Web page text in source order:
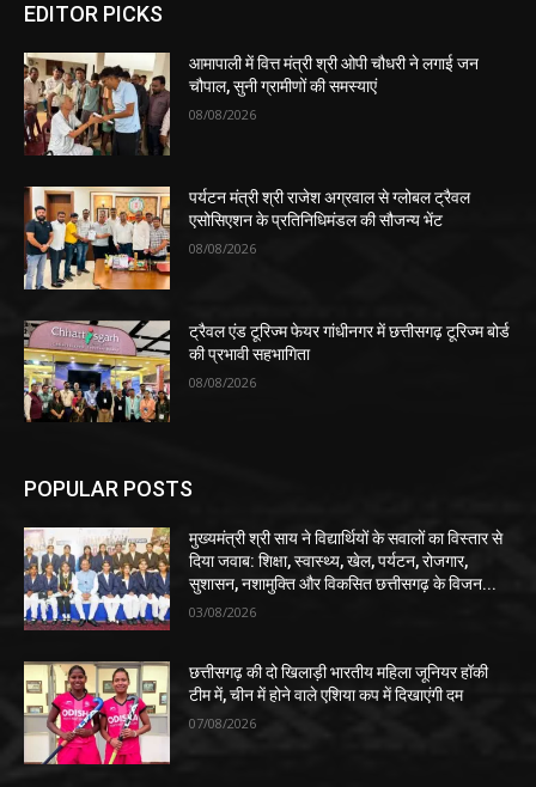
EDITOR PICKS
आमापाली में वित्त मंत्री श्री ओपी चौधरी ने लगाई जन
चौपाल, सुनी ग्रामीणों की समस्याएं
08/08/2026
पर्यटन मंत्री श्री राजेश अग्रवाल से ग्लोबल ट्रैवल
एसोसिएशन के प्रतिनिधिमंडल की सौजन्य भेंट
08/08/2026
ट्रैवल एंड टूरिज्म फेयर गांधीनगर में छत्तीसगढ़ टूरिज्म बोर्ड
की प्रभावी सहभागिता
08/08/2026
POPULAR POSTS
मुख्यमंत्री श्री साय ने विद्यार्थियों के सवालों का विस्तार से
दिया जवाब: शिक्षा, स्वास्थ्य, खेल, पर्यटन, रोजगार,
सुशासन, नशामुक्ति और विकसित छत्तीसगढ़ के विजन...
03/08/2026
छत्तीसगढ़ की दो खिलाड़ी भारतीय महिला जूनियर हॉकी
टीम में, चीन में होने वाले एशिया कप में दिखाएंगी दम
07/08/2026